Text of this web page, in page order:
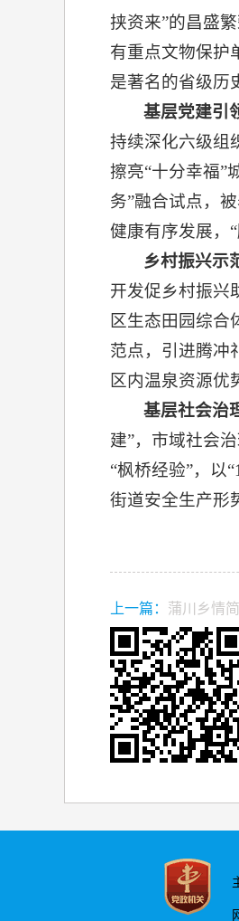
挟资来”的昌盛
有重点文物保护
是著名的省级历
基层党建引
持续深化六级组
擦亮“十分幸福”
务”融合试点，
健康有序发展，
乡村振兴示
开发促乡村振兴
区生态田园综合
范点，引进腾冲
区内温泉资源优
基层社会治
建”，市域社会
“枫桥经验”，以
街道安全生产形
上一篇： 蒲川乡情